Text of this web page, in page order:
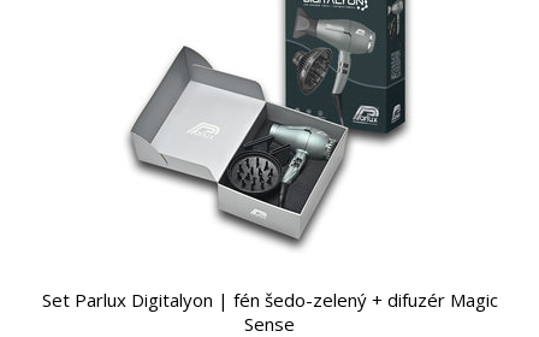
Set Parlux Digitalyon | fén šedo-zelený + difuzér Magic
Sense